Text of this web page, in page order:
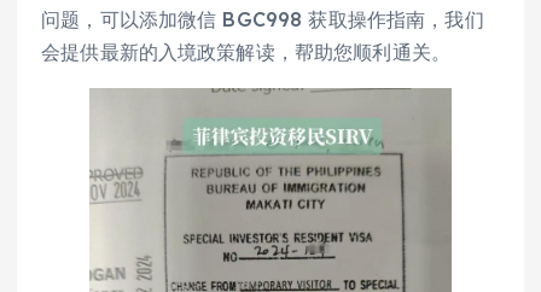
问题，可以添加微信 BGC998 获取操作指南，我们
会提供最新的入境政策解读，帮助您顺利通关。